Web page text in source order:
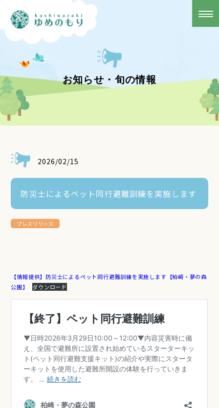
お知らせ・旬の情報
2026/02/15
防災士によるペット同行避難訓練を実施します
プレスリリース
【情報提供】防災士によるペット同行避難訓練を実施します【柏崎・夢の森
公園】
ダウンロード